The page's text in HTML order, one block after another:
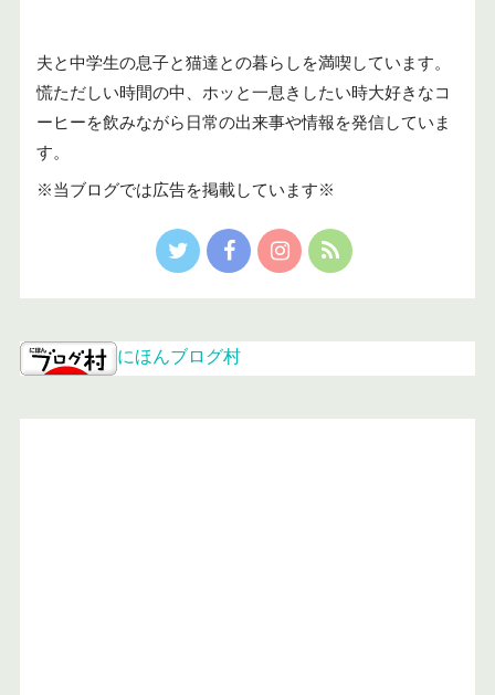
夫と中学生の息子と猫達との暮らしを満喫しています。
慌ただしい時間の中、ホッと一息きしたい時大好きなコ
ーヒーを飲みながら日常の出来事や情報を発信していま
す。
※当ブログでは広告を掲載しています※
にほんブログ村